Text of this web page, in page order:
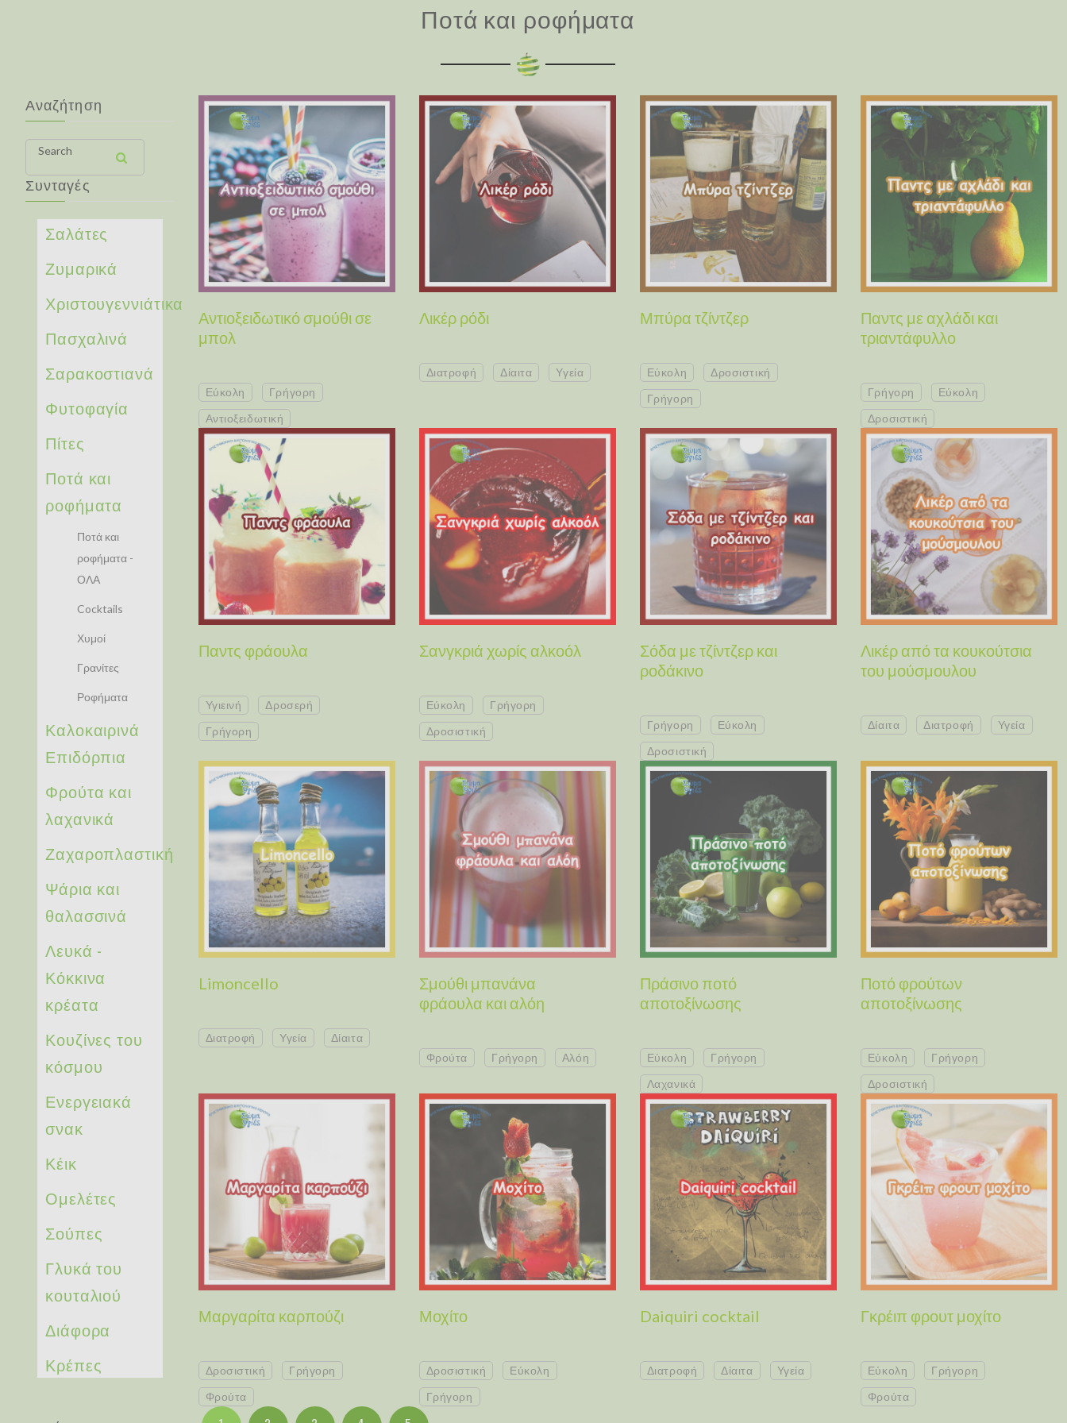
Ποτά και ροφήματα
Αναζήτηση
Search
Συνταγές
Σαλάτες
Ζυμαρικά
Χριστουγεννιάτικα
Πασχαλινά
Σαρακοστιανά
Φυτοφαγία
Πίτες
Ποτά και
ροφήματα
Ποτά και
ροφήματα -
ΟΛΑ
Cocktails
Χυμοί
Γρανίτες
Ροφήματα
Καλοκαιρινά
Επιδόρπια
Φρούτα και
λαχανικά
Ζαχαροπλαστική
Ψάρια και
θαλασσινά
Λευκά -
Κόκκινα
κρέατα
Κουζίνες του
κόσμου
Ενεργειακά
σνακ
Κέικ
Ομελέτες
Σούπες
Γλυκά του
κουταλιού
Διάφορα
Κρέπες
Αντιοξειδωτικό σμούθι σε
μπολ
Εύκολη
Γρήγορη
Αντιοξειδωτική
Λικέρ ρόδι
Διατροφή Δίαιτα Υγεία
Μπύρα τζίντζερ
Εύκολη
Δροσιστική
Γρήγορη
Παντς με αχλάδι και
τριαντάφυλλο
Γρήγορη
Εύκολη
Δροσιστική
Παντς φράουλα
Υγιεινή
Δροσερή
Γρήγορη
Σανγκριά χωρίς αλκοόλ
Εύκολη
Γρήγορη
Δροσιστική
Σόδα με τζίντζερ και
ροδάκινο
Γρήγορη
Εύκολη
Δροσιστική
Λικέρ από τα κουκούτσια
του μούσμουλου
Δίαιτα Διατροφή Υγεία
Limoncello
Διατροφή Υγεία Δίαιτα
Σμούθι μπανάνα
φράουλα και αλόη
Φρούτα Γρήγορη Αλόη
Πράσινο ποτό
αποτοξίνωσης
Εύκολη
Γρήγορη
Λαχανικά
Ποτό φρούτων
αποτοξίνωσης
Εύκολη
Γρήγορη
Δροσιστική
Μαργαρίτα καρπούζι
Δροσιστική
Γρήγορη
Φρούτα
Μοχίτο
Δροσιστική
Εύκολη
Γρήγορη
Daiquiri cocktail
Διατροφή Δίαιτα Υγεία
Γκρέιπ φρουτ μοχίτο
Εύκολη
Γρήγορη
Φρούτα